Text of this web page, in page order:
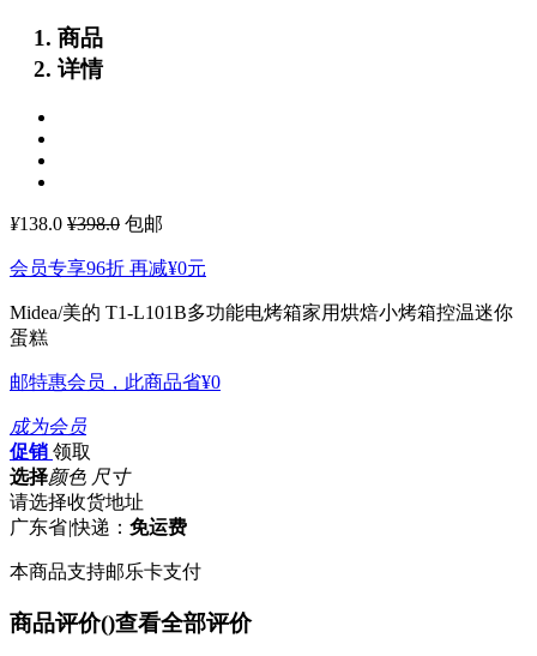
商品
详情
¥138.0 ¥398.0 包邮
会员专享96折 再减¥0元
Midea/美的 T1-L101B多功能电烤箱家用烘焙小烤箱控温迷你
蛋糕
邮特惠会员，此商品省¥0
成为会员
促销 领取
选择颜色 尺寸
请选择收货地址
广东省|快递： 免运费
本商品支持邮乐卡支付
商品评价()查看全部评价